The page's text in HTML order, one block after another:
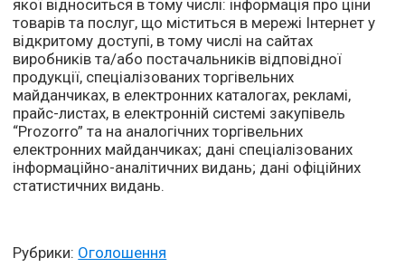
якої відноситься в тому числі: інформація про ціни
товарів та послуг, що міститься в мережі Інтернет у
відкритому доступі, в тому числі на сайтах
виробників та/або постачальників відповідної
продукції, спеціалізованих торгівельних
майданчиках, в електронних каталогах, рекламі,
прайс-листах, в електронній системі закупівель
“Prozorro” та на аналогічних торгівельних
електронних майданчиках; дані спеціалізованих
інформаційно-аналітичних видань; дані офіційних
статистичних видань.
Рубрики: Оголошення